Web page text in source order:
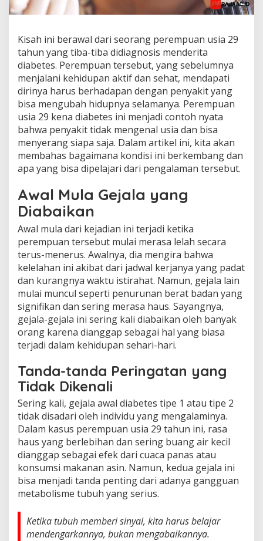
Kisah ini berawal dari seorang perempuan usia 29
tahun yang tiba-tiba didiagnosis menderita
diabetes. Perempuan tersebut, yang sebelumnya
menjalani kehidupan aktif dan sehat, mendapati
dirinya harus berhadapan dengan penyakit yang
bisa mengubah hidupnya selamanya. Perempuan
usia 29 kena diabetes ini menjadi contoh nyata
bahwa penyakit tidak mengenal usia dan bisa
menyerang siapa saja. Dalam artikel ini, kita akan
membahas bagaimana kondisi ini berkembang dan
apa yang bisa dipelajari dari pengalaman tersebut.
Awal Mula Gejala yang
Diabaikan
Awal mula dari kejadian ini terjadi ketika
perempuan tersebut mulai merasa lelah secara
terus-menerus. Awalnya, dia mengira bahwa
kelelahan ini akibat dari jadwal kerjanya yang padat
dan kurangnya waktu istirahat. Namun, gejala lain
mulai muncul seperti penurunan berat badan yang
signifikan dan sering merasa haus. Sayangnya,
gejala-gejala ini sering kali diabaikan oleh banyak
orang karena dianggap sebagai hal yang biasa
terjadi dalam kehidupan sehari-hari.
Tanda-tanda Peringatan yang
Tidak Dikenali
Sering kali, gejala awal diabetes tipe 1 atau tipe 2
tidak disadari oleh individu yang mengalaminya.
Dalam kasus perempuan usia 29 tahun ini, rasa
haus yang berlebihan dan sering buang air kecil
dianggap sebagai efek dari cuaca panas atau
konsumsi makanan asin. Namun, kedua gejala ini
bisa menjadi tanda penting dari adanya gangguan
metabolisme tubuh yang serius.
Ketika tubuh memberi sinyal, kita harus belajar
mendengarkannya, bukan mengabaikannya.